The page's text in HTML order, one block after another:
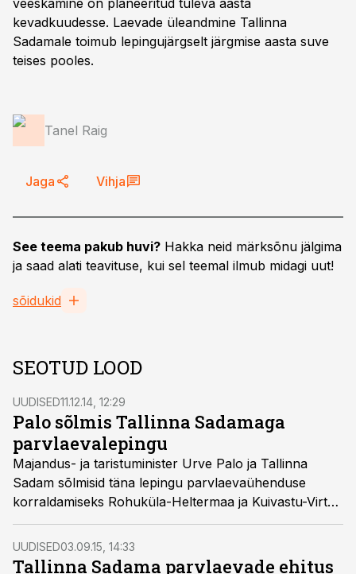
veeskamine on planeeritud tuleva aasta
kevadkuudesse. Laevade üleandmine Tallinna
Sadamale toimub lepingujärgselt järgmise aasta suve
teises pooles.
Tanel Raig
Jaga Vihja
See teema pakub huvi? Hakka neid märksõnu jälgima
ja saad alati teavituse, kui sel teemal ilmub midagi uut!
sõidukid
SEOTUD LOOD
UUDISED11.12.14, 12:29
Palo sõlmis Tallinna Sadamaga
parvlaevalepingu
Majandus- ja taristuminister Urve Palo ja Tallinna
Sadam sõlmisid täna lepingu parvlaevaühenduse
korraldamiseks Rohuküla-Heltermaa ja Kuivastu-Virtsu
liinidel.
UUDISED03.09.15, 14:33
Tallinna Sadama parvlaevade ehitus